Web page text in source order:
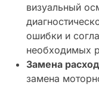
визуальный
ошибки и
необходимых
Замена
замена